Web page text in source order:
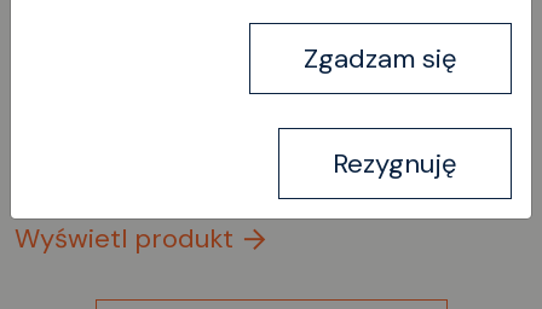
obustronnie ostrzone
Wyświetl produkt
Zgadzam się
Rezygnuję